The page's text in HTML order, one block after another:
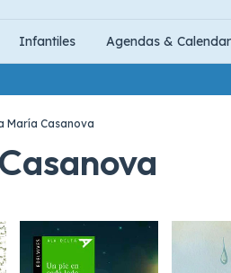
Infantiles Agendas &
María Casanova